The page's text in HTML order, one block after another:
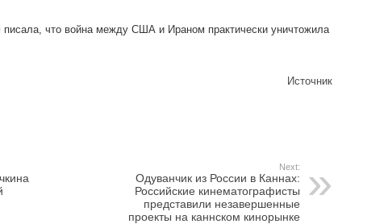
писала, что война между США и Ираном практически уничтожила
Источник
Next:
Одуванчик из России в Каннах:
Российские кинематографисты
представили незавершенные
проекты на каннском кинорынке